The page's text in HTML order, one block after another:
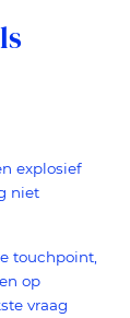
explosief
niet
touchpoint,
op
vraag